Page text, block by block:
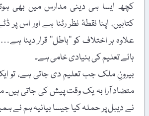
کچھ ایسا ہی دینی مدارس میں بھی
کتابیں، اپنا نقطۂ نظر رٹنا ہے اور اس
علاوہ ہر اختلاف کو ’’باطل‘‘ قرار دینا
ہائے تعلیم کی بنیادی خامی ہے۔
بیرونِ ملک جب تعلیم دی جاتی ہے، تو
متضاد آرا بہ یک وقت پیش کی جاتی ہیں۔
نے دیبل پر حملہ کیا جیسا بیانیہ ہم نے